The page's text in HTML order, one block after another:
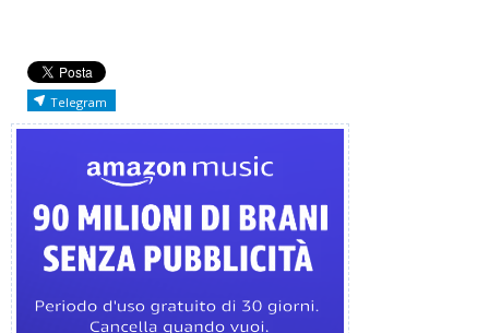
Telegram